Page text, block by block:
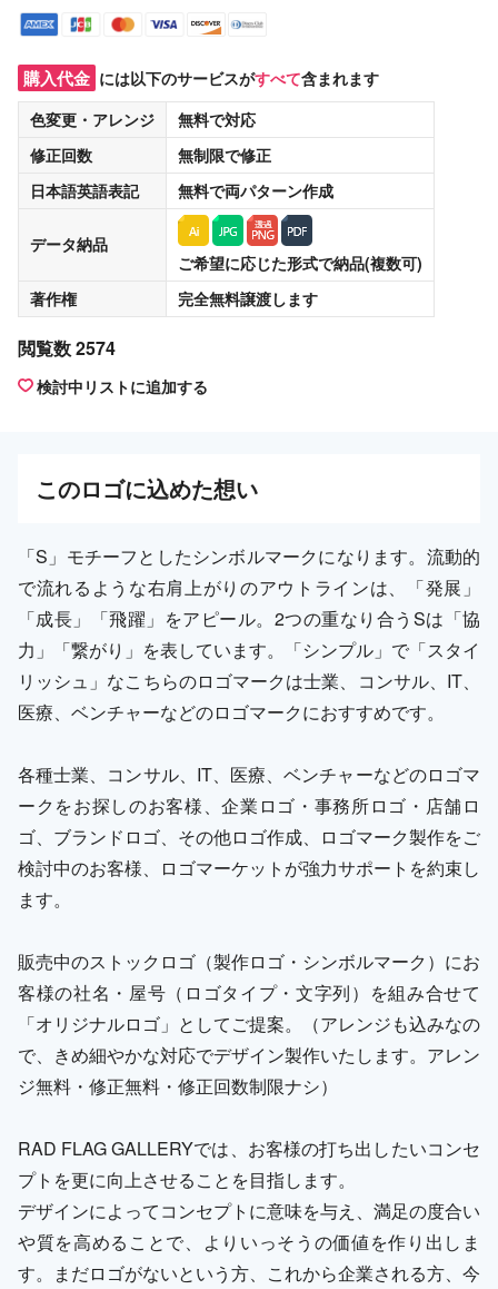
購入代金 には以下のサービスがすべて含まれます
色変更・アレンジ
無料で対応
修正回数
無制限で修正
日本語英語表記
無料で両パターン作成
データ納品
ご希望に応じた形式で納品(複数可)
著作権
完全無料譲渡します
閲覧数 2574
検討中リストに追加する
このロゴに込めた想い
「S」モチーフとしたシンボルマークになります。流動的
で流れるような右肩上がりのアウトラインは、「発展」
「成長」「飛躍」をアピール。2つの重なり合うSは「協
力」「繋がり」を表しています。「シンプル」で「スタイ
リッシュ」なこちらのロゴマークは士業、コンサル、IT、
医療、ベンチャーなどのロゴマークにおすすめです。
各種士業、コンサル、IT、医療、ベンチャーなどのロゴマ
ークをお探しのお客様、企業ロゴ・事務所ロゴ・店舗ロ
ゴ、ブランドロゴ、その他ロゴ作成、ロゴマーク製作をご
検討中のお客様、ロゴマーケットが強力サポートを約束し
ます。
販売中のストックロゴ（製作ロゴ・シンボルマーク）にお
客様の社名・屋号（ロゴタイプ・文字列）を組み合せて
「オリジナルロゴ」としてご提案。（アレンジも込みなの
で、きめ細やかな対応でデザイン製作いたします。アレン
ジ無料・修正無料・修正回数制限ナシ）
RAD FLAG GALLERYでは、お客様の打ち出したいコンセ
プトを更に向上させることを目指します。
デザインによってコンセプトに意味を与え、満足の度合い
や質を高めることで、よりいっそうの価値を作り出しま
す。まだロゴがないという方、これから企業される方、今